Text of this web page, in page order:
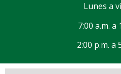
Lunes a
7:00 a.m. a
2:00 p.m. a